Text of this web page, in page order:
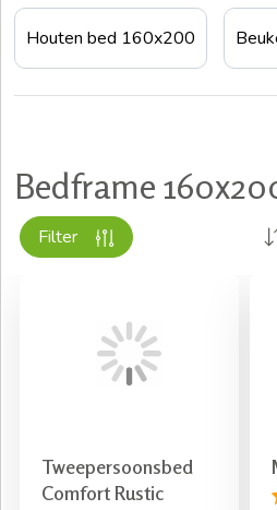
Houten bed 160x200
Bedframe
Filter
Tweepersoonsbed
Comfort Rustic